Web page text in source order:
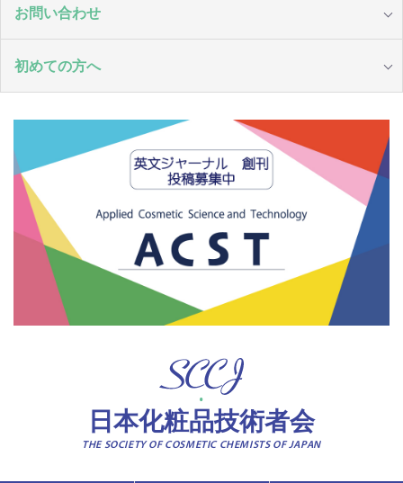
お問い合わせ
初めての方へ
日本化粧品技術者会
THE SOCIETY OF COSMETIC CHEMISTS OF JAPAN